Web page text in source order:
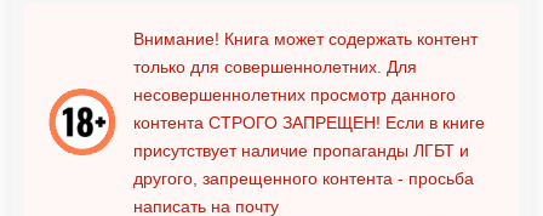
Внимание! Книга может содержать контент
только для совершеннолетних. Для
несовершеннолетних просмотр данного
контента СТРОГО ЗАПРЕЩЕН! Если в книге
присутствует наличие пропаганды ЛГБТ и
другого, запрещенного контента - просьба
написать на почту